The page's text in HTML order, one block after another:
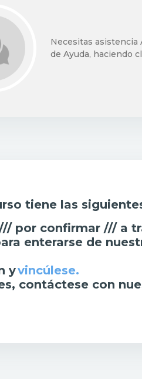
Necesitas asistencia
de Ayuda, haciendo
tiene las
por confirmar ///a
enterarse de
yvincúlese.
contáctese con